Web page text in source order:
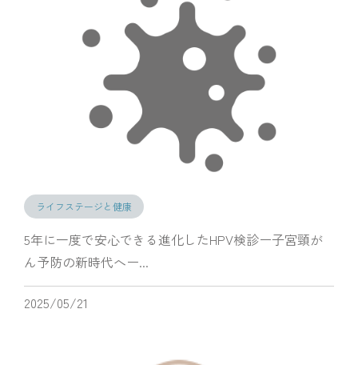
ライフステージと健康
5年に一度で安心できる進化したHPV検診ー子宮頸が
ん予防の新時代へー...
2025/05/21